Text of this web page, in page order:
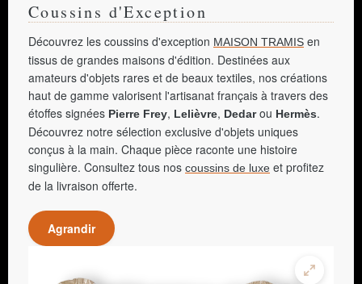
Coussins d'Exception
Découvrez les coussins d'exception MAISON TRAMIS en
tissus de grandes maisons d'édition. Destinées aux
amateurs d'objets rares et de beaux textiles, nos créations
haut de gamme valorisent l'artisanat français à travers des
étoffes signées Pierre Frey, Lelièvre, Dedarou Hermès.
Découvrez notre sélection exclusive d'objets uniques
conçus à la main. Chaque pièce raconte une histoire
singulière. Consultez tous nos coussins de luxe et profitez
de la livraison offerte.
Agrandir